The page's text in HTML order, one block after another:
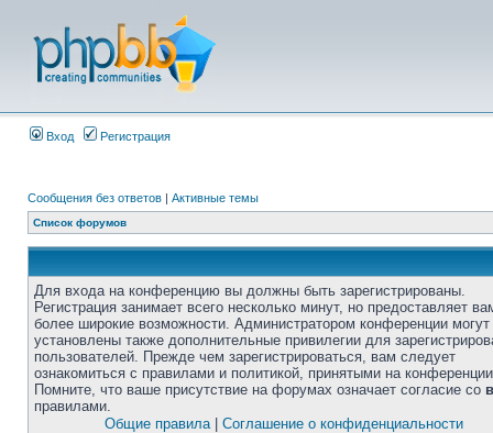
Вход Регистрация
Сообщения без ответов | Активные темы
Список форумов
Для входа на конференцию вы должны быть зарегистрированы.
Регистрация занимает всего несколько минут, но предоставляет
более широкие возможности. Администратором конференции
установлены также дополнительные привилегии для
пользователей. Прежде чем зарегистрироваться, вам следует
ознакомиться с правилами и политикой, принятыми на
Помните, что ваше присутствие на форумах означает согласие со
правилами.
Общие правила| Соглашение о конфиденциальности